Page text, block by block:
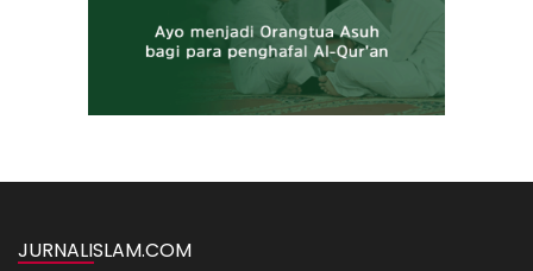
JURNALISLAM.COM